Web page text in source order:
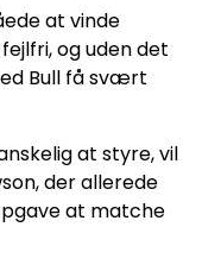
at vinde
og uden det
Bull få svært
at styre, vil
der allerede
at matche